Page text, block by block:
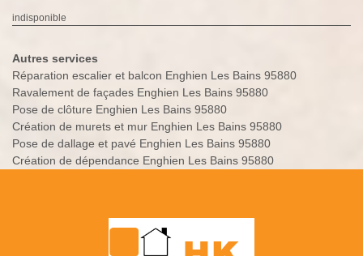
indisponible
Autres services
Réparation escalier et balcon Enghien Les Bains 95880
Ravalement de façades Enghien Les Bains 95880
Pose de clôture Enghien Les Bains 95880
Création de murets et mur Enghien Les Bains 95880
Pose de dallage et pavé Enghien Les Bains 95880
Création de dépendance Enghien Les Bains 95880